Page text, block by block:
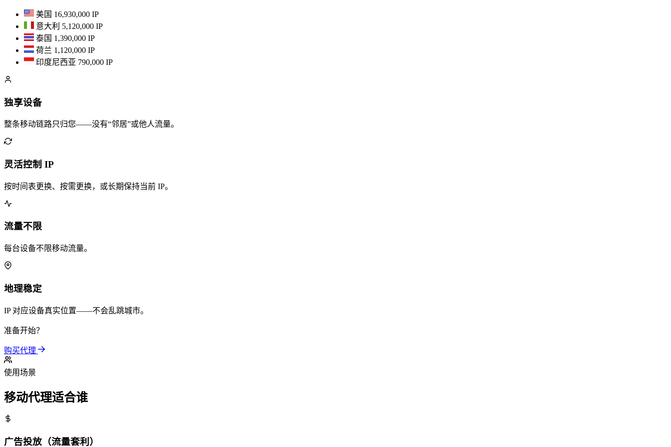
美国 16,930,000 IP
意大利 5,120,000 IP
泰国 1,390,000 IP
荷兰 1,120,000 IP
印度尼西亚 790,000 IP
独享设备
整条移动链路只归您——没有“邻居”或他人流量。
灵活控制 IP
按时间表更换、按需更换，或长期保持当前 IP。
流量不限
每台设备不限移动流量。
地理稳定
IP 对应设备真实位置——不会乱跳城市。
准备开始？
购买代理
使用场景
移动代理适合谁
广告投放（流量套利）